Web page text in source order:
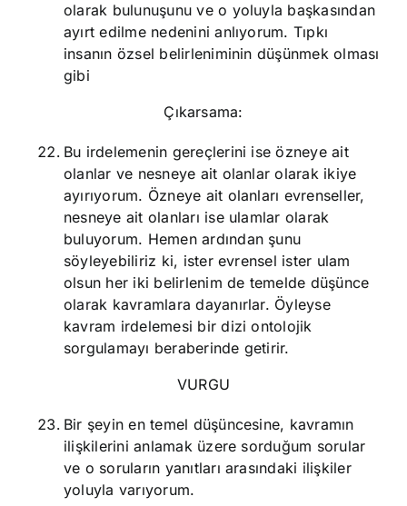
olarak bulunuşunu ve o yoluyla başkasından
ayırt edilme nedenini anlıyorum. Tıpkı
insanın özsel belirleniminin düşünmek olması
gibi
Çıkarsama:
Bu irdelemenin gereçlerini ise özneye ait
olanlar ve nesneye ait olanlar olarak ikiye
ayırıyorum. Özneye ait olanları evrenseller,
nesneye ait olanları ise ulamlar olarak
buluyorum. Hemen ardından şunu
söyleyebiliriz ki, ister evrensel ister ulam
olsun her iki belirlenim de temelde düşünce
olarak kavramlara dayanırlar. Öyleyse
kavram irdelemesi bir dizi ontolojik
sorgulamayı beraberinde getirir.
VURGU
Bir şeyin en temel düşüncesine, kavramın
ilişkilerini anlamak üzere sorduğum sorular
ve o soruların yanıtları arasındaki ilişkiler
yoluyla varıyorum.